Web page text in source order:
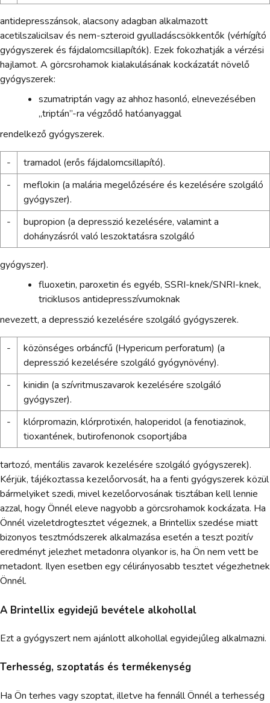
antidepresszánsok, alacsony adagban alkalmazott
acetilszalicilsav és nem-szteroid gyulladáscsökkentők (vérhígító
gyógyszerek és fájdalomcsillapítók). Ezek fokozhatják a vérzési
hajlamot. A görcsrohamok kialakulásának kockázatát növelő
gyógyszerek:
szumatriptán vagy az ahhoz hasonló, elnevezésében
„triptán”-ra végződő hatóanyaggal
rendelkező gyógyszerek.
-
tramadol (erős fájdalomcsillapító).
-
meflokin (a malária megelőzésére és kezelésére szolgáló
gyógyszer).
-
bupropion (a depresszió kezelésére, valamint a
dohányzásról való leszoktatásra szolgáló
gyógyszer).
fluoxetin, paroxetin és egyéb, SSRI-knek/SNRI-knek,
triciklusos antidepresszívumoknak
nevezett, a depresszió kezelésére szolgáló gyógyszerek.
-
közönséges orbáncfű (Hypericum perforatum) (a
depresszió kezelésére szolgáló gyógynövény).
-
kinidin (a szívritmuszavarok kezelésére szolgáló
gyógyszer).
-
klórpromazin, klórprotixén, haloperidol (a fenotiazinok,
tioxantének, butirofenonok csoportjába
tartozó, mentális zavarok kezelésére szolgáló gyógyszerek).
Kérjük, tájékoztassa kezelőorvosát, ha a fenti gyógyszerek közül
bármelyiket szedi, mivel kezelőorvosának tisztában kell lennie
azzal, hogy Önnél eleve nagyobb a görcsrohamok kockázata. Ha
Önnél vizeletdrogtesztet végeznek, a Brintellix szedése miatt
bizonyos tesztmódszerek alkalmazása esetén a teszt pozitív
eredményt jelezhet metadonra olyankor is, ha Ön nem vett be
metadont. Ilyen esetben egy célirányosabb tesztet végezhetnek
Önnél.
A Brintellix egyidejű bevétele alkohollal
Ezt a gyógyszert nem ajánlott alkohollal egyidejűleg alkalmazni.
Terhesség, szoptatás és termékenység
Ha Ön terhes vagy szoptat, illetve ha fennáll Önnél a terhesség